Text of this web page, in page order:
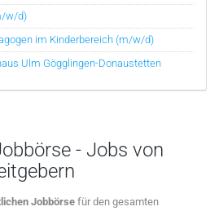
w/d)
im Kinderbereich (m/w/d)
Ulm Gögglingen-Donaustetten
- Jobs von
Jobbörse für den gesamten